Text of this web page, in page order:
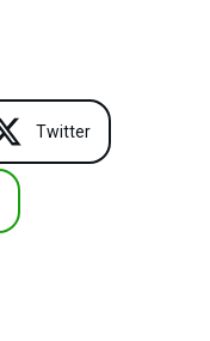
Twitter